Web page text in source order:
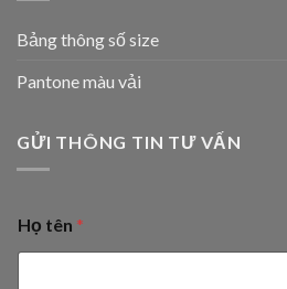
Bảng thông số size
Pantone màu vải
GỬI THÔNG TIN TƯ VẤN
Họ tên *